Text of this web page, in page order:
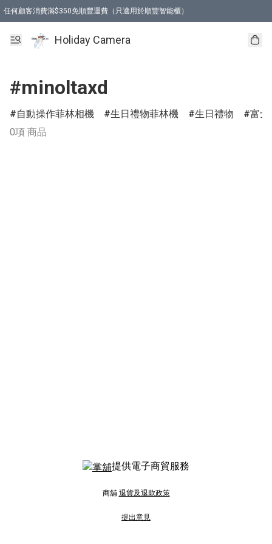
任何顧客消費滿$350免順豐運費（只適用於順豐智能櫃）
Holiday Camera
#minoltaxd
自動操作菲林相機 生日禮物菲林機 生日禮物
富士
0項 商品
提供電子商貿服務
商舖 退貨及退款政策
提出意見